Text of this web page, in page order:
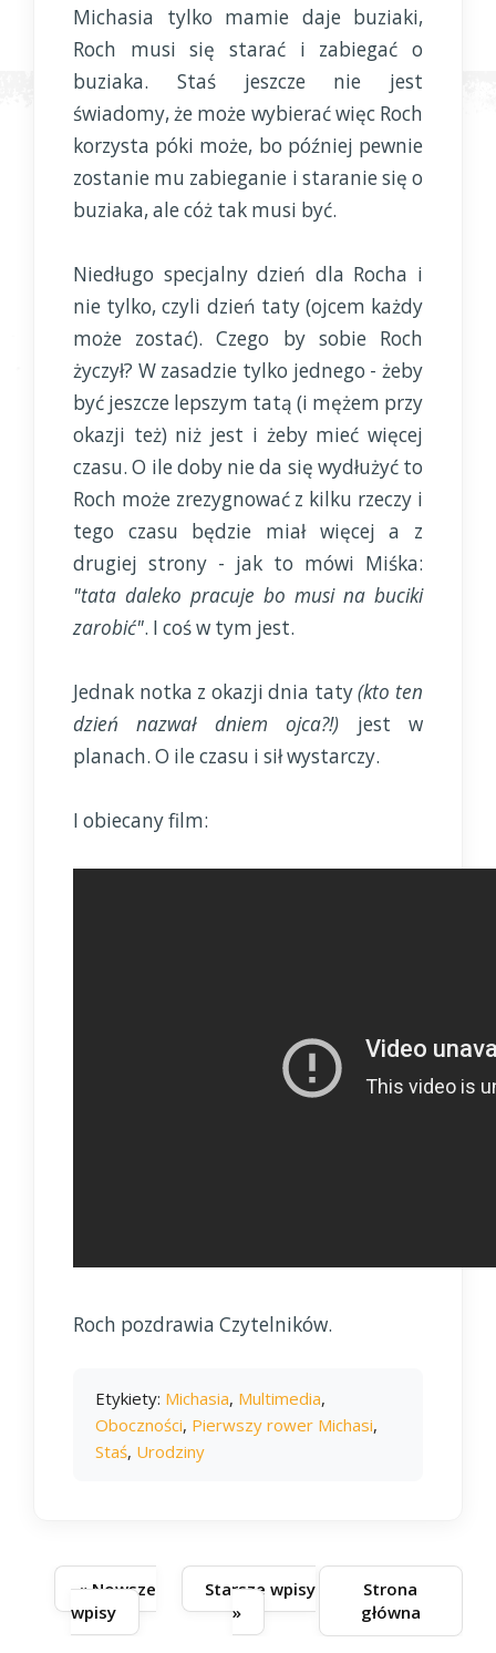
Michasia tylko mamie daje buziaki,
Roch musi się starać i zabiegać o
buziaka. Staś jeszcze nie jest
świadomy, że może wybierać więc Roch
korzysta póki może, bo później pewnie
zostanie mu zabieganie i staranie się o
buziaka, ale cóż tak musi być.
Niedługo specjalny dzień dla Rocha i
nie tylko, czyli dzień taty (ojcem każdy
może zostać). Czego by sobie Roch
życzył? W zasadzie tylko jednego - żeby
być jeszcze lepszym tatą (i mężem przy
okazji też) niż jest i żeby mieć więcej
czasu. O ile doby nie da się wydłużyć to
Roch może zrezygnować z kilku rzeczy i
tego czasu będzie miał więcej a z
drugiej strony - jak to mówi Miśka:
"tata daleko pracuje bo musi na buciki
zarobić". I coś w tym jest.
Jednak notka z okazji dnia taty(kto ten
dzień nazwał dniem ojca?!) jest w
planach. O ile czasu i sił wystarczy.
I obiecany film:
Roch pozdrawia Czytelników.
Etykiety: Michasia, Multimedia,
Oboczności, Pierwszy rower Michasi,
Staś, Urodziny
« Nowsze
wpisy
Starsze wpisy
»
Strona
główna